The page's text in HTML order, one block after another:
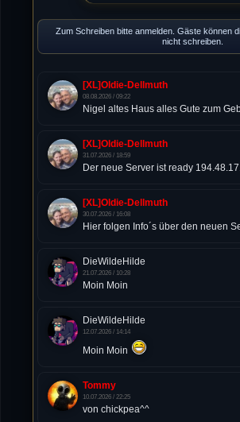
Zum Schreiben bitte anmelden. Gäste können
nicht schreiben.
[XL]Oldie-Dellmuth
08.08.2026 / 09:22
Nigel altes Haus alles Gute zum
[XL]Oldie-Dellmuth
31.07.2026 / 18:59
Der neue Server ist ready
[XL]Oldie-Dellmuth
30.07.2026 / 16:08
Hier folgen Info´s über den neuen
DieWildeHilde
21.07.2026 / 10:28
Moin Moin
DieWildeHilde
12.07.2026 / 14:14
Moin Moin
Tommy
10.07.2026 / 22:25
von chickpea^^